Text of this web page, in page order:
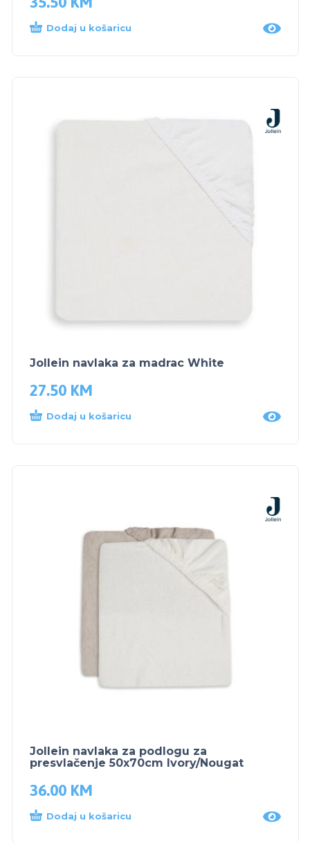
Dodaj u košaricu
Jollein navlaka za madrac White
27.50 KM
Dodaj u košaricu
Jollein navlaka za podlogu za
presvlačenje 50x70cm Ivory/Nougat
36.00 KM
Dodaj u košaricu